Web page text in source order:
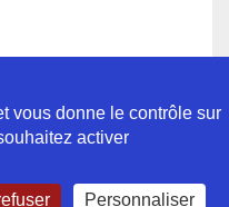
plus
vous donne le contrôle sur
activer
Personnaliser